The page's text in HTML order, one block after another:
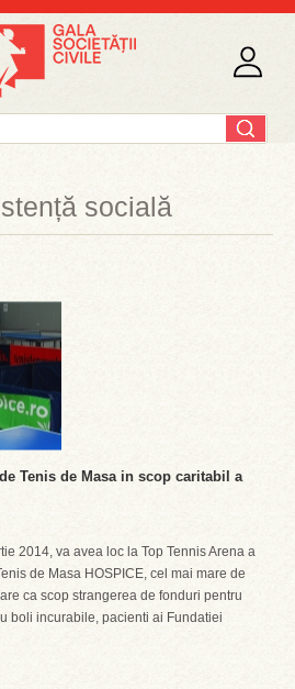
socială
Tenis de Masa in scop caritabil a
2014, va avea loc la Top Tennis Arena a
de Masa HOSPICE, cel mai mare de
ca scop strangerea de fonduri pentru
boli incurabile, pacienti ai Fundatiei